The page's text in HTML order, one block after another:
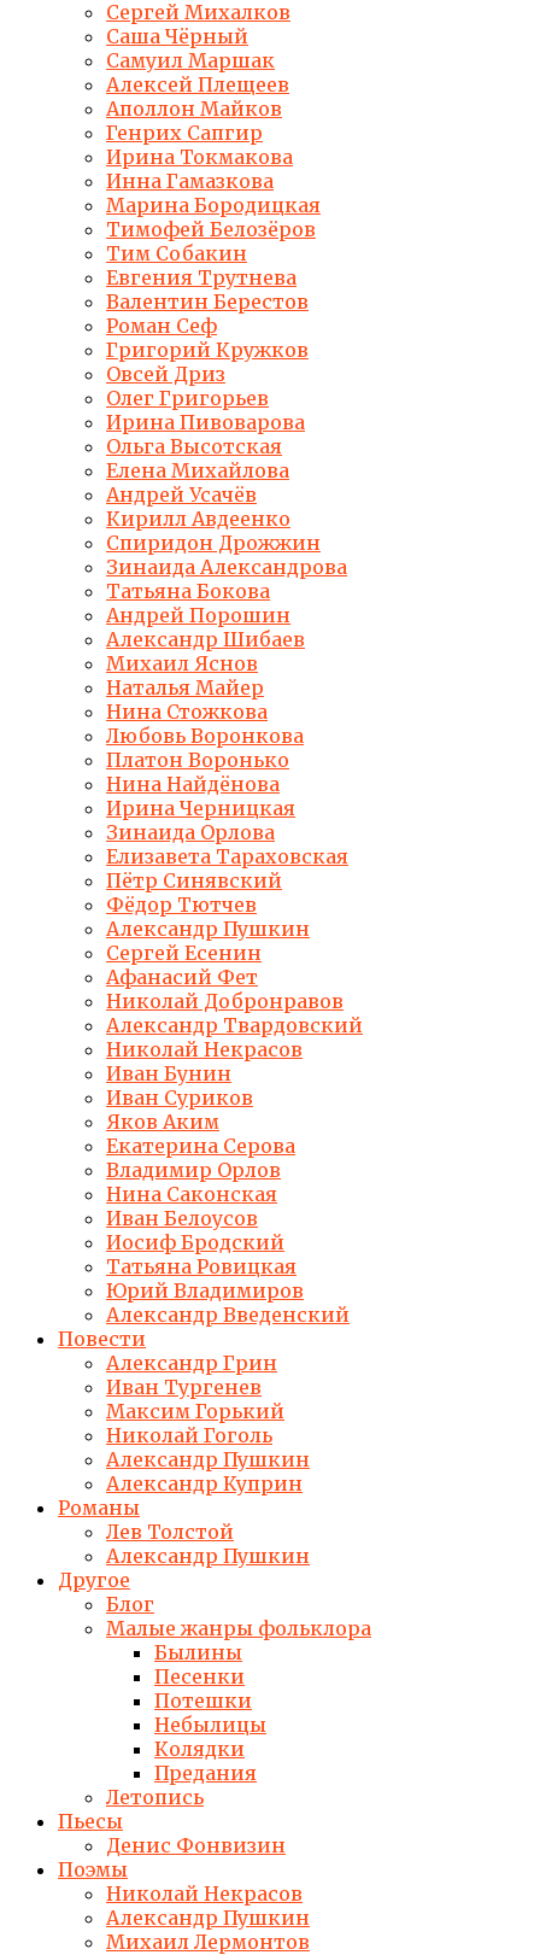
Сергей Михалков
Саша Чёрный
Самуил Маршак
Алексей Плещеев
Аполлон Майков
Генрих Сапгир
Ирина Токмакова
Инна Гамазкова
Марина Бородицкая
Тимофей Белозёров
Тим Собакин
Евгения Трутнева
Валентин Берестов
Роман Сеф
Григорий Кружков
Овсей Дриз
Олег Григорьев
Ирина Пивоварова
Ольга Высотская
Елена Михайлова
Андрей Усачёв
Кирилл Авдеенко
Спиридон Дрожжин
Зинаида Александрова
Татьяна Бокова
Андрей Порошин
Александр Шибаев
Михаил Яснов
Наталья Майер
Нина Стожкова
Любовь Воронкова
Платон Воронько
Нина Найдёнова
Ирина Черницкая
Зинаида Орлова
Елизавета Тараховская
Пётр Синявский
Фёдор Тютчев
Александр Пушкин
Сергей Есенин
Афанасий Фет
Николай Добронравов
Александр Твардовский
Николай Некрасов
Иван Бунин
Иван Суриков
Яков Аким
Екатерина Серова
Владимир Орлов
Нина Саконская
Иван Белоусов
Иосиф Бродский
Татьяна Ровицкая
Юрий Владимиров
Александр Введенский
Повести
Александр Грин
Иван Тургенев
Максим Горький
Николай Гоголь
Александр Пушкин
Александр Куприн
Романы
Лев Толстой
Александр Пушкин
Другое
Блог
Малые жанры фольклора
Былины
Песенки
Потешки
Небылицы
Колядки
Предания
Летопись
Пьесы
Денис Фонвизин
Поэмы
Николай Некрасов
Александр Пушкин
Михаил Лермонтов